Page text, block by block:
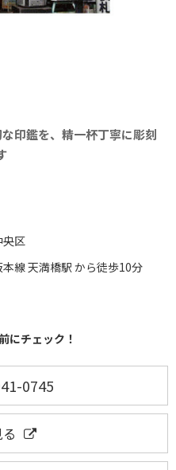
印鑑を、精一杯丁寧に彫刻
区
線 天満橋駅 から徒歩10分
にチェック！
0745